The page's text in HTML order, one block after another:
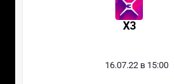
X3
16.07.22 в 15:00